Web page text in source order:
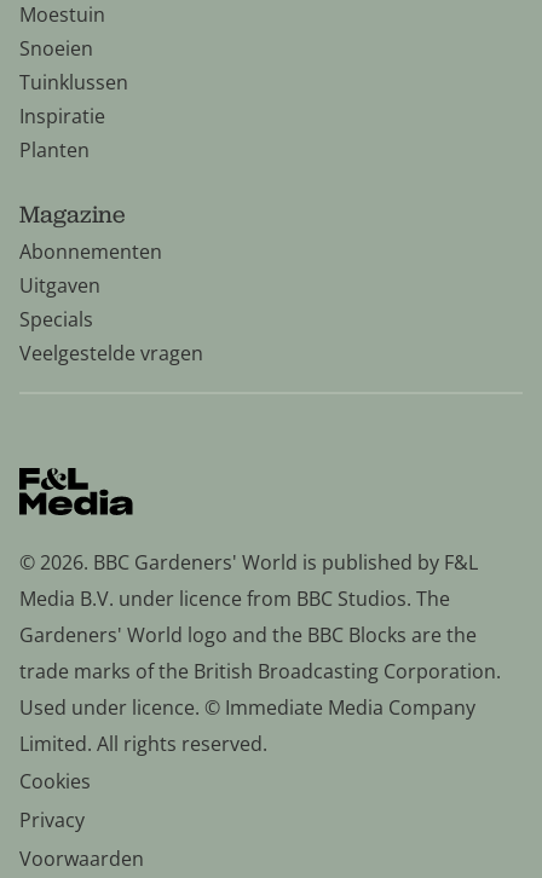
Moestuin
Snoeien
Tuinklussen
Inspiratie
Planten
Magazine
Abonnementen
Uitgaven
Specials
Veelgestelde vragen
© 2026. BBC Gardeners' World is published by F&L
Media B.V. under licence from BBC Studios. The
Gardeners' World logo and the BBC Blocks are the
trade marks of the British Broadcasting Corporation.
Used under licence. © Immediate Media Company
Limited. All rights reserved.
Cookies
Privacy
Voorwaarden